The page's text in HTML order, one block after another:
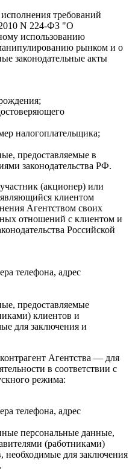
требований
N 224-ФЗ "О
использованию
рынком и о
законодательные акты
налогоплательщика;
предоставляемые в
законодательства РФ.
(акционер) или
клиентом
Агентством своих
отношений с клиентом и
Российской
телефона, адрес
предоставляемые
клиентов и
для заключения и
Агентства — для
в соответствии с
режима:
телефона, адрес
персональные данные,
(работниками)
необходимые для заключения